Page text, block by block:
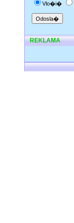
Vlo�i�
REKLAMA